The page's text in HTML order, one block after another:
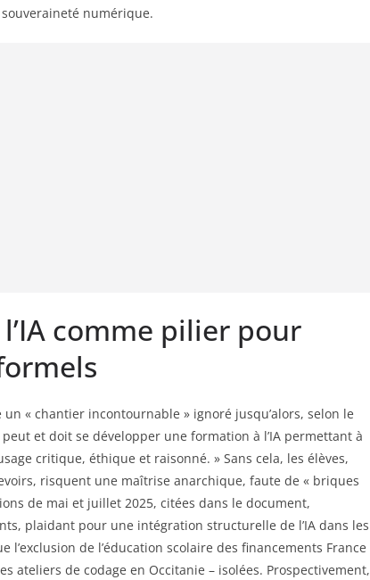
numérique.
comme pilier pour
un « chantier incontournable » ignoré jusqu’alors, selon le
et doit se développer une formation à l’IA permettant à
critique, éthique et raisonné. » Sans cela, les élèves,
risquent une maîtrise anarchique, faute de « briques
de mai et juillet 2025, citées dans le document,
plaidant pour une intégration structurelle de l’IA dans les
de l’éducation scolaire des financements France
ateliers de codage en Occitanie – isolées. Prospectivement,